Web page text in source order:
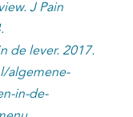
J Pain
de lever. 2017.
algemene-
in-de-